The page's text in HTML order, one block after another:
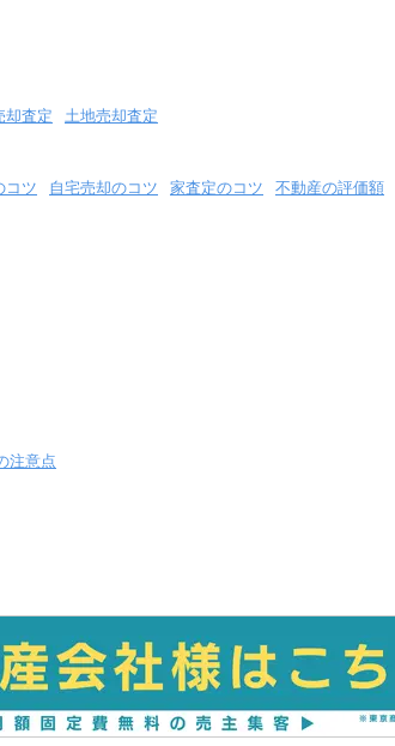
却査定 土地売却査定
コツ 自宅売却のコツ 家査定のコツ 不動産の評価額
注意点